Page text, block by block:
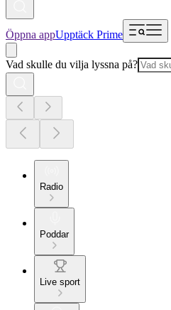
Öppna appUpptäck Prime
Vad skulle du vilja lyssna på?
Radio
Poddar
Live sport